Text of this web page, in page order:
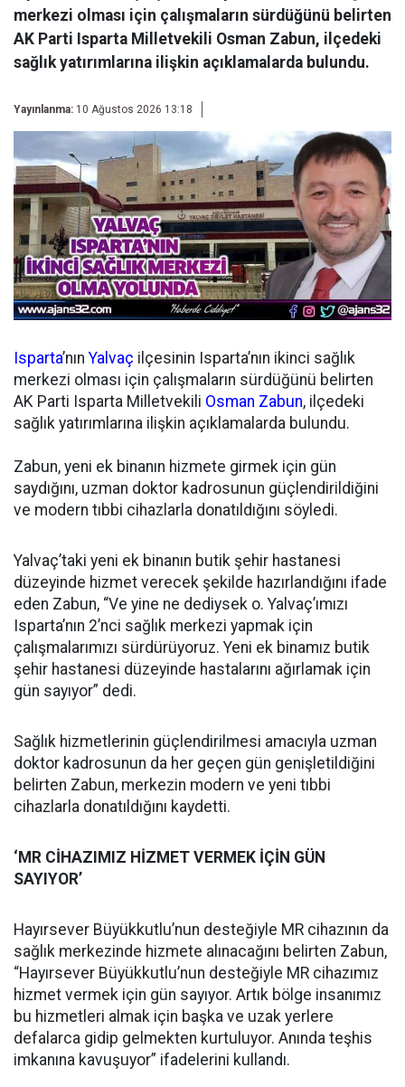
merkezi olması için çalışmaların sürdüğünü belirten
AK Parti Isparta Milletvekili Osman Zabun, ilçedeki
sağlık yatırımlarına ilişkin açıklamalarda bulundu.
Yayınlanma: 10 Ağustos 2026 13:18
Isparta’nınYalvaç ilçesinin Isparta’nın ikinci sağlık
merkezi olması için çalışmaların sürdüğünü belirten
AK Parti Isparta Milletvekili Osman Zabun, ilçedeki
sağlık yatırımlarına ilişkin açıklamalarda bulundu.
Zabun, yeni ek binanın hizmete girmek için gün
saydığını, uzman doktor kadrosunun güçlendirildiğini
ve modern tıbbi cihazlarla donatıldığını söyledi.
Yalvaç’taki yeni ek binanın butik şehir hastanesi
düzeyinde hizmet verecek şekilde hazırlandığını ifade
eden Zabun, “Ve yine ne dediysek o. Yalvaç’ımızı
Isparta’nın 2’nci sağlık merkezi yapmak için
çalışmalarımızı sürdürüyoruz. Yeni ek binamız butik
şehir hastanesi düzeyinde hastalarını ağırlamak için
gün sayıyor” dedi.
Sağlık hizmetlerinin güçlendirilmesi amacıyla uzman
doktor kadrosunun da her geçen gün genişletildiğini
belirten Zabun, merkezin modern ve yeni tıbbi
cihazlarla donatıldığını kaydetti.
‘MR CİHAZIMIZ HİZMET VERMEK İÇİN GÜN
SAYIYOR’
Hayırsever Büyükkutlu’nun desteğiyle MR cihazının da
sağlık merkezinde hizmete alınacağını belirten Zabun,
“Hayırsever Büyükkutlu’nun desteğiyle MR cihazımız
hizmet vermek için gün sayıyor. Artık bölge insanımız
bu hizmetleri almak için başka ve uzak yerlere
defalarca gidip gelmekten kurtuluyor. Anında teşhis
imkanına kavuşuyor” ifadelerini kullandı.